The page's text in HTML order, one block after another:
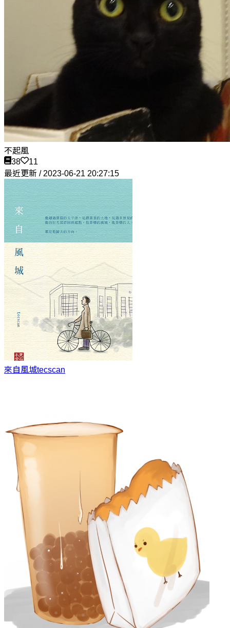
不起風
38
11
最近更新 / 2023-06-21 20:27:15
來自風城tecscan